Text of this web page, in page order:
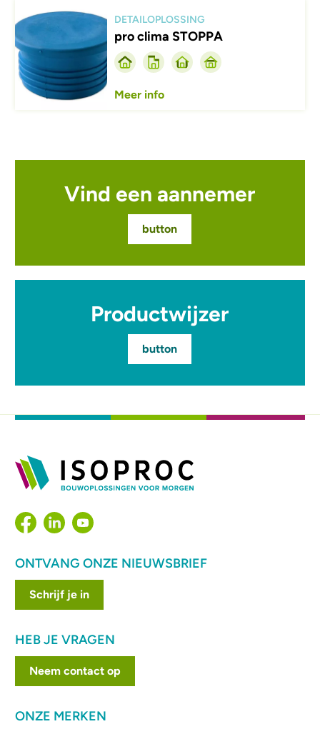
DETAILOPLOSSING
pro clima STOPPA
Meer info
Vind een aannemer
button
Productwijzer
button
ONTVANG ONZE NIEUWSBRIEF
Schrijf je in
HEB JE VRAGEN
Neem contact op
ONZE MERKEN